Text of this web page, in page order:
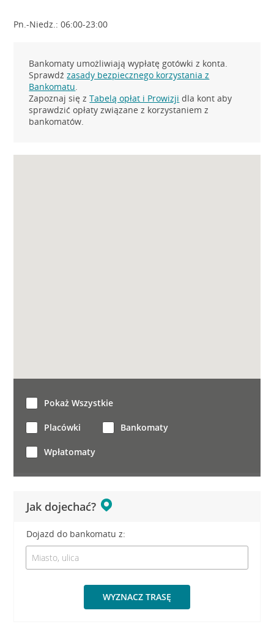
Pn.-Niedz.: 06:00-23:00
Bankomaty umożliwiają wypłatę gotówki z konta.
Sprawdźzasady bezpiecznego korzystania z
Bankomatu.
Zapoznaj się zTabelą opłat i Prowizji dla kont aby
sprawdzić opłaty związane z korzystaniem z
bankomatów.
Jak dojechać?
Dojazd do bankomatu z:
WYZNACZ TRASĘ
Pokaż Wszystkie
Placówki Bankomaty
Wpłatomaty